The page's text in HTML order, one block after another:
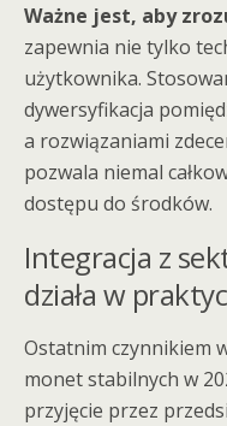
Ważne jest, aby
zapewnia nie tylko
użytkownika.
dywersyfikacja
a rozwiązaniami
pozwala niemal
dostępu do środków.
Integracja z
działa w
Ostatnim czynnikiem
monet stabilnych w
przyjęcie przez